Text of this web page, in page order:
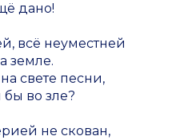
дано!
всё неуместней
земле.
свете песни,
бы во зле?
не скован,